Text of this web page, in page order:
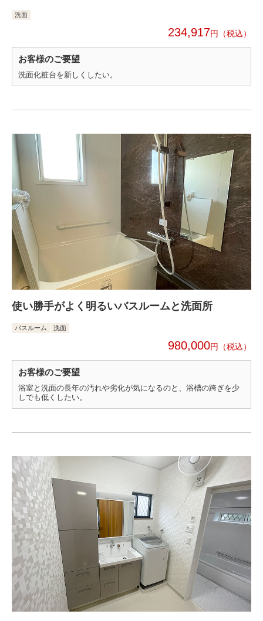
洗面
234,917円
お客様のご要望
洗面化粧台を新しくしたい。
使い勝手がよく明るいバスルームと洗面所
バスルーム 洗面
980,000円
お客様のご要望
浴室と洗面の長年の汚れや劣化が気になるのと、浴槽の跨ぎを少
しでも低くしたい。